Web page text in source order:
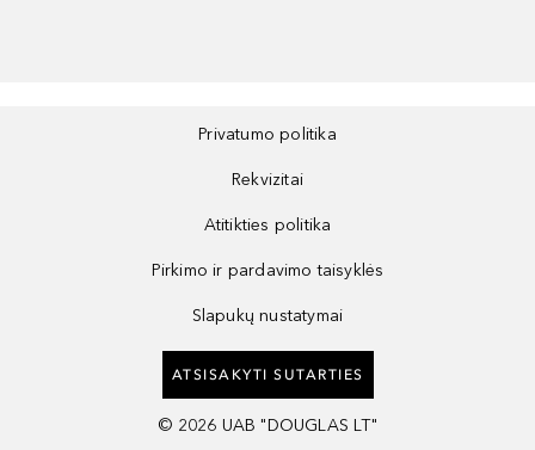
Privatumo politika
Rekvizitai
Atitikties politika
Pirkimo ir pardavimo taisyklės
Slapukų nustatymai
ATSISAKYTI SUTARTIES
© 2026 UAB "DOUGLAS LT"